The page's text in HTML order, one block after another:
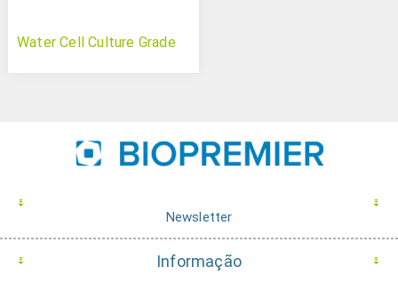
Water Cell Culture Grade
Newsletter
Informação